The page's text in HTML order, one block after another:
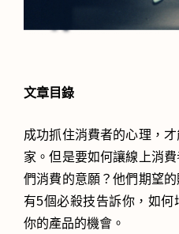
文章目錄
成功抓住消費者的心理，
家。但是要如何讓線上消
們消費的意願？他們期望
有5個必殺技告訴你，如
你的產品的機會。